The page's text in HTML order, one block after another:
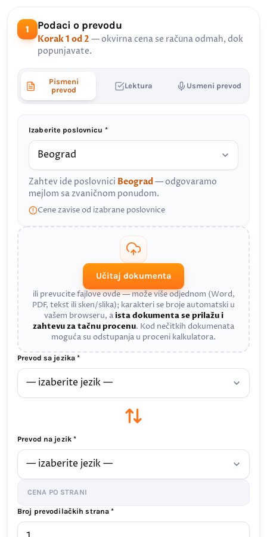
1 Podaci o prevodu
Korak 1 od 2 — okvirna cena se računa odmah, dok
popunjavate.
Pismeni
prevod
Lektura Usmeni prevod
Izaberite poslovnicu *
Zahtev ide poslovnici Beograd— odgovaramo
mejlom sa zvaničnom ponudom.
Cene zavise od izabrane poslovnice
Učitaj dokumenta
ili prevucite fajlove ovde — može više odjednom (Word,
PDF, tekst ili sken/slika); karakteri se broje automatski u
vašem browseru, aista dokumenta se prilažu i
zahtevu za tačnu procenu. Kod nečitkih dokumenata
moguća su odstupanja u proceni kalkulatora.
Prevod sa jezika *
Prevod na jezik *
CENA PO STRANI
Broj prevodilačkih strana *